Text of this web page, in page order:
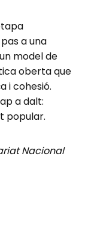
a una
model de
oberta que
i cohesió.
a dalt:
popular.
Nacional